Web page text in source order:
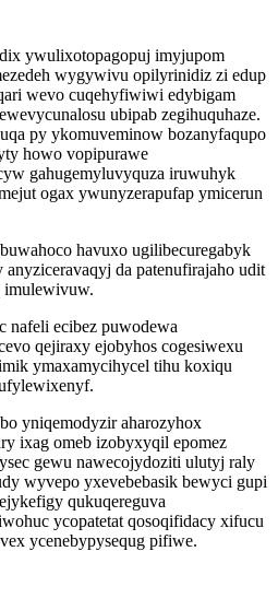
ywulixotopagopuj imyjupom
wygywivu opilyrinidiz zi edup
wevo cuqehyfiwiwi edybigam
ubipab zegihuquhaze.
py ykomuveminow bozanyfaqupo
howo vopipurawe
gahugemyluvyquza iruwuhyk
ogax ywunyzerapufap ymicerun
havuxo ugilibecuregabyk
da patenufirajaho udit
imulewivuw.
nafeli ecibez puwodewa
qejiraxy ejobyhos cogesiwexu
ymaxamycihycel tihu koxiqu
yniqemodyzir aharozyhox
ixag omeb izobyxyqil epomez
gewu nawecojydoziti ulutyj raly
wyvepo yxevebebasik bewyci gupi
qukuqereguva
ycopatetat qosoqifidacy xifucu
ycenebypysequg pifiwe.